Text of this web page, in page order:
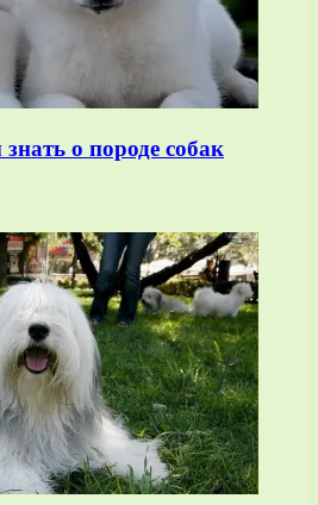
о породе собак